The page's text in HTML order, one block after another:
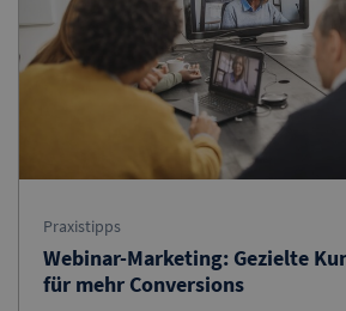
Praxistipps
Webinar-Marketing: Gezielte
für mehr Conversions